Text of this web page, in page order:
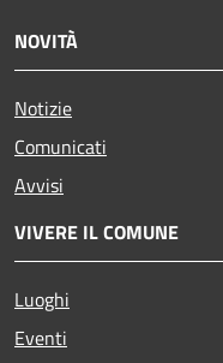
NOVITÀ
Notizie
Comunicati
Avvisi
VIVERE IL COMUNE
Luoghi
Eventi